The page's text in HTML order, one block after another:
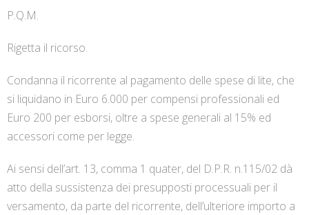
P.Q.M.
Rigetta il ricorso.
Condanna il ricorrente al pagamento delle spese di lite, che
si liquidano in Euro 6.000 per compensi professionali ed
Euro 200 per esborsi, oltre a spese generali al 15% ed
accessori come per legge.
Ai sensi dell’art. 13, comma 1 quater, del D.P.R. n.115/02 dà
atto della sussistenza dei presupposti processuali per il
versamento, da parte del ricorrente, dell’ulteriore importo a